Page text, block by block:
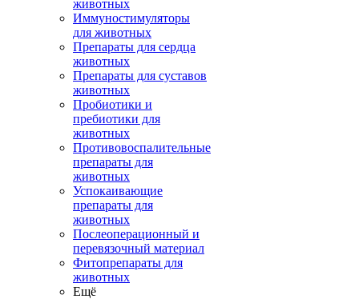
животных
Иммуностимуляторы
для животных
Препараты для сердца
животных
Препараты для суставов
животных
Пробиотики и
пребиотики для
животных
Противовоспалительные
препараты для
животных
Успокаивающие
препараты для
животных
Послеоперационный и
перевязочный материал
Фитопрепараты для
животных
Ещё